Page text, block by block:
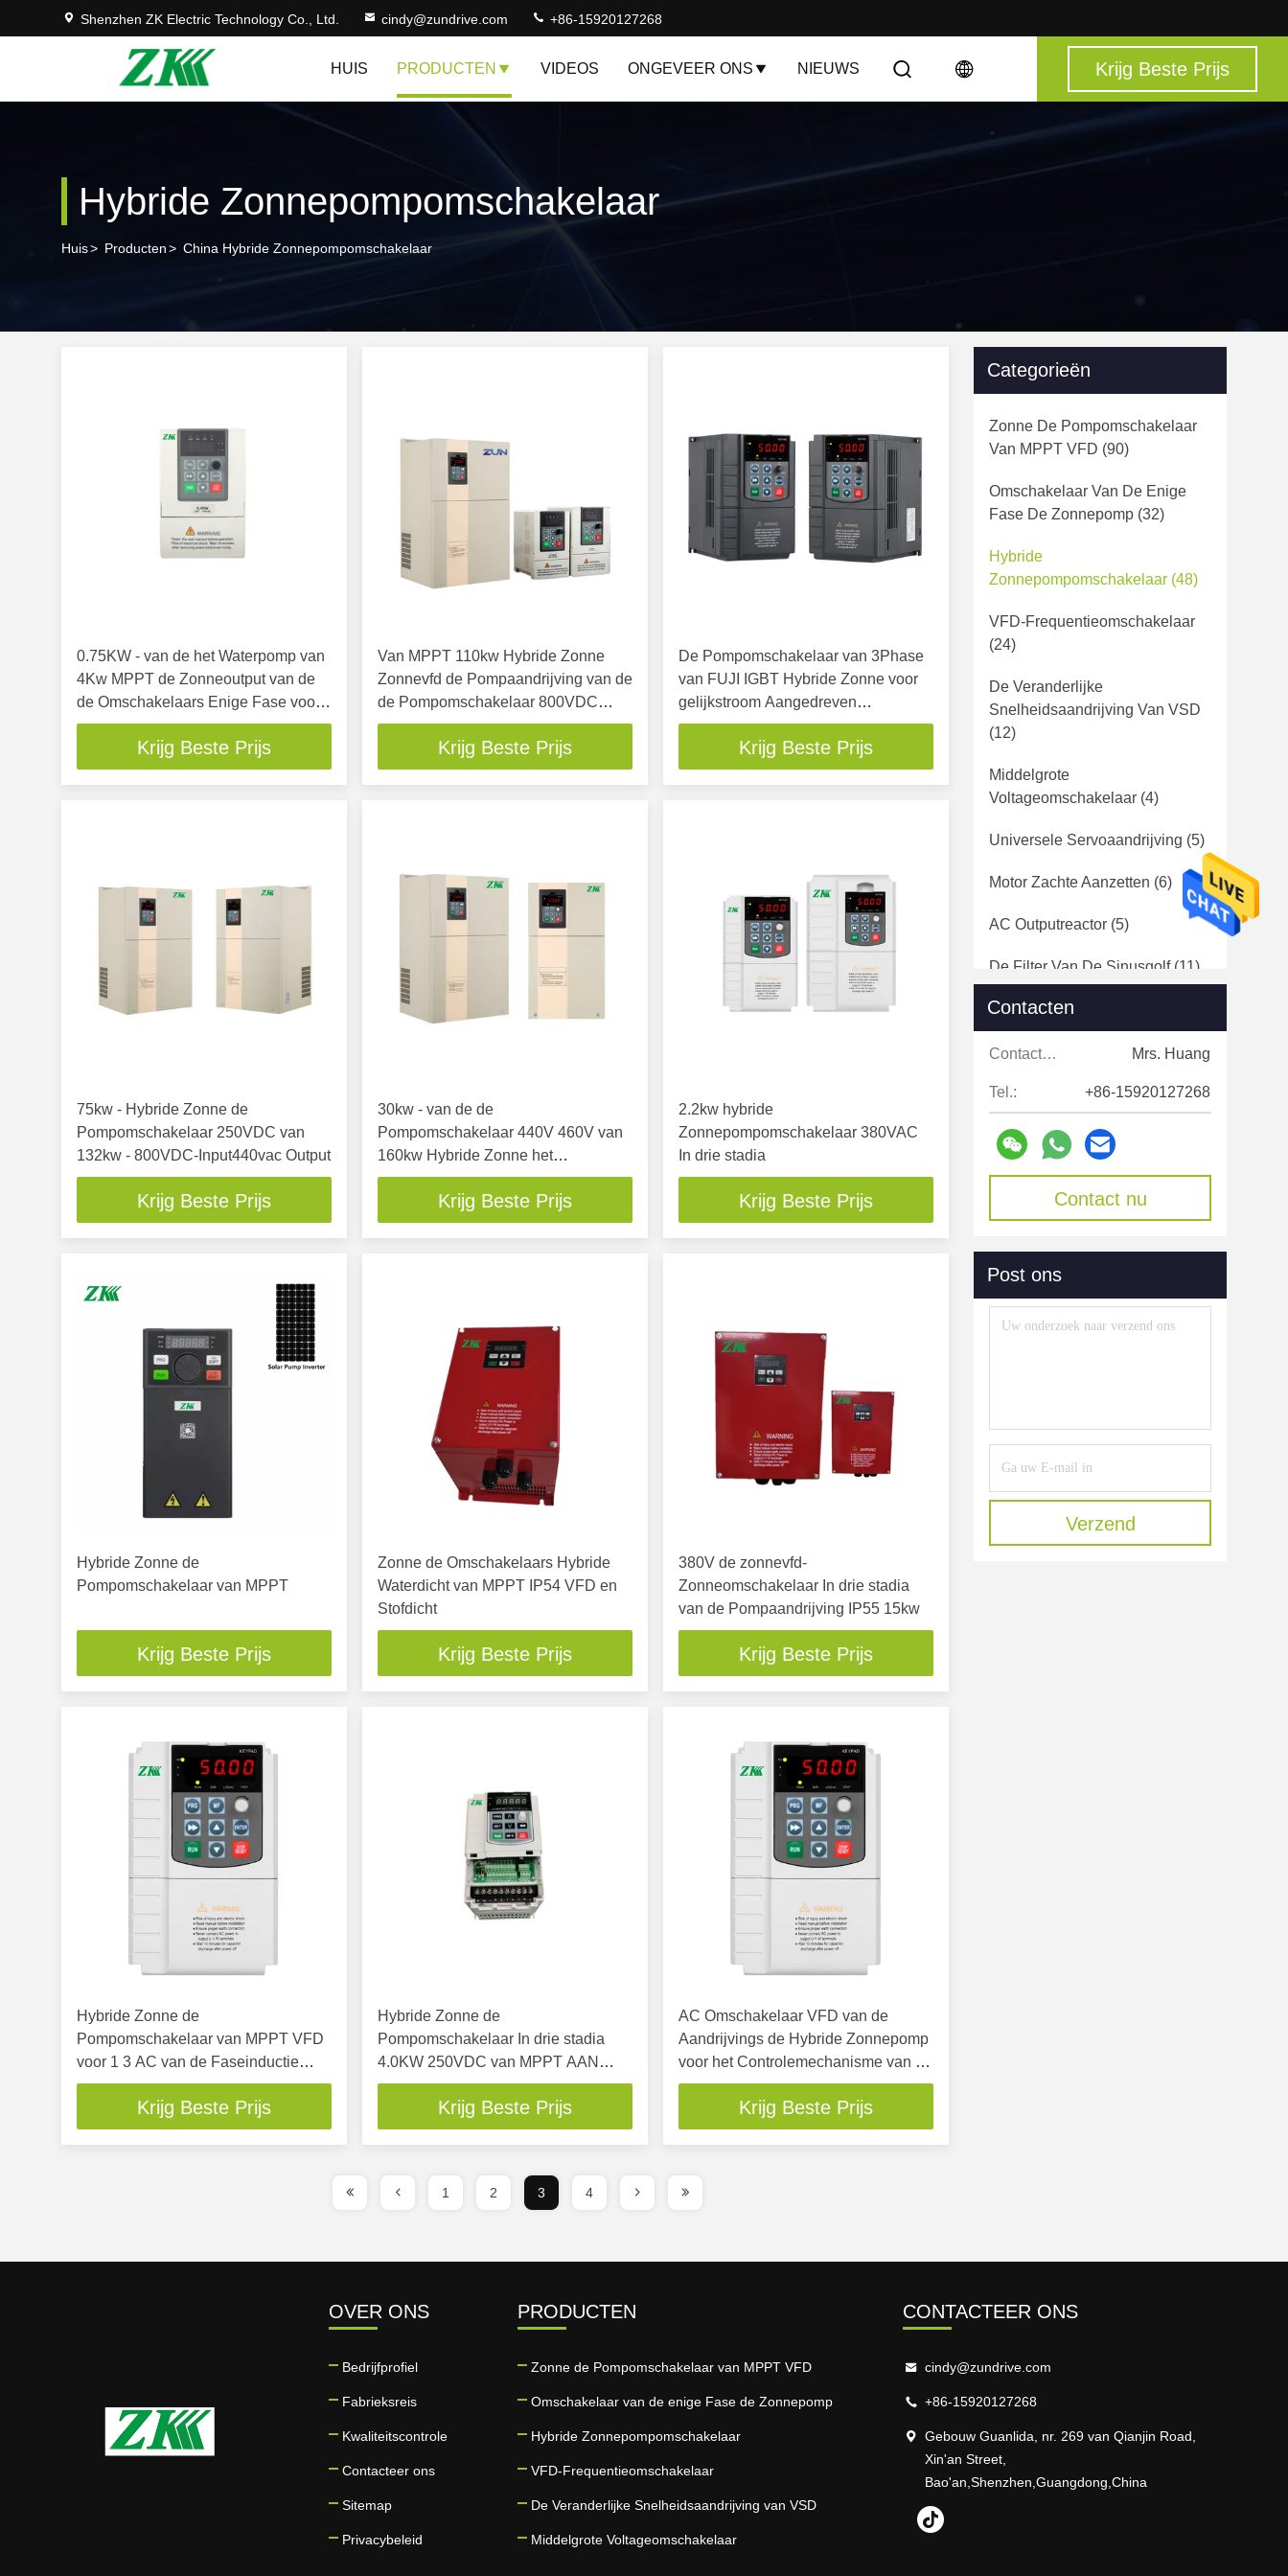
Shenzhen ZK Electric Technology Co., Ltd. cindy@zundrive.com +86-15920127268
HUIS PRODUCTEN VIDEOS ONGEVEER ONS NIEUWS Krijg Beste Prijs
Hybride Zonnepompomschakelaar
Huis> Producten> China Hybride Zonnepompomschakelaar
0.75KW - van de het Waterpomp van
4Kw MPPT de Zonneoutput van de
de Omschakelaars Enige Fase voor
AC Pomp
Krijg Beste Prijs
Van MPPT 110kw Hybride Zonne
Zonnevfd de Pompaandrijving van de
de Pompomschakelaar 800VDC
900VDC
Krijg Beste Prijs
De Pompomschakelaar van 3Phase
van FUJI IGBT Hybride Zonne voor
gelijkstroom Aangedreven
Irrigatiesysteem
Krijg Beste Prijs
75kw - Hybride Zonne de
Pompomschakelaar 250VDC van
132kw - 800VDC-Input440vac Output
Krijg Beste Prijs
30kw - van de de
Pompomschakelaar 440V 460V van
160kw Hybride Zonne het
Metaaldekking
Krijg Beste Prijs
2.2kw hybride
Zonnepompomschakelaar 380VAC
In drie stadia
Krijg Beste Prijs
Hybride Zonne de
Pompomschakelaar van MPPT
Krijg Beste Prijs
Zonne de Omschakelaars Hybride
Waterdicht van MPPT IP54 VFD en
Stofdicht
Krijg Beste Prijs
380V de zonnevfd-
Zonneomschakelaar In drie stadia
van de Pompaandrijving IP55 15kw
Krijg Beste Prijs
Hybride Zonne de
Pompomschakelaar van MPPT VFD
voor 1 3 AC van de Faseinductie
Pompen
Krijg Beste Prijs
Hybride Zonne de
Pompomschakelaar In drie stadia
4.0KW 250VDC van MPPT AAN
800VDC-Input
Krijg Beste Prijs
AC Omschakelaar VFD van de
Aandrijvings de Hybride Zonnepomp
voor het Controlemechanisme van de
Irrigatiesnelheid
Krijg Beste Prijs
Categorieën
Zonne De Pompomschakelaar
Van MPPT VFD (90)
Omschakelaar Van De Enige
Fase De Zonnepomp (32)
Hybride
Zonnepompomschakelaar (48)
VFD-Frequentieomschakelaar
(24)
De Veranderlijke
Snelheidsaandrijving Van VSD
(12)
Middelgrote
Voltageomschakelaar (4)
Universele Servoaandrijving (5)
Motor Zachte Aanzetten (6)
AC Outputreactor (5)
De Filter Van De Sinusgolf(11)
Gelijkstroom-
Voltagespanningsverhoger(8)
(1)
Zonne Aangedreven
Straatlantaarn
(1)
Openlucht Zonnevloedlichten
Contacten
Contacten: Mrs. Huang
Tel.: +86-15920127268
Contact nu
Post ons
Verzend
1 2 3 4
OVER ONS
Bedrijfprofiel
Fabrieksreis
Kwaliteitscontrole
Contacteer ons
Sitemap
Privacybeleid
PRODUCTEN
Zonne de Pompomschakelaar van MPPT VFD
Omschakelaar van de enige Fase de Zonnepomp
Hybride Zonnepompomschakelaar
VFD-Frequentieomschakelaar
De Veranderlijke Snelheidsaandrijving van VSD
Middelgrote Voltageomschakelaar
CONTACTEER ONS
cindy@zundrive.com
+86-15920127268
Gebouw Guanlida, nr. 269 van Qianjin Road,
Xin'an Street,
Bao'an,Shenzhen,Guangdong,China